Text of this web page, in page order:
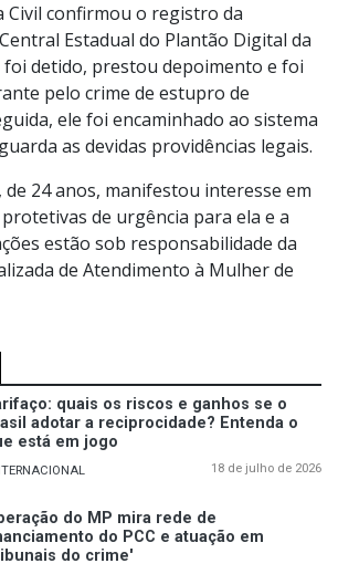
Civil confirmou o registro da
Estadual do Plantão Digital da
foi detido, prestou depoimento e foi
pelo crime de estupro de
ele foi encaminhado ao sistema
as devidas providências legais.
de 24 anos, manifestou interesse em
de urgência para ela e a
estão sob responsabilidade da
de Atendimento à Mulher de
quais os riscos e ganhos se o
adotar a reciprocidade? Entenda o
está em jogo
18 de julho de 2026
do MP mira rede de
do PCC e atuação em
do crime'